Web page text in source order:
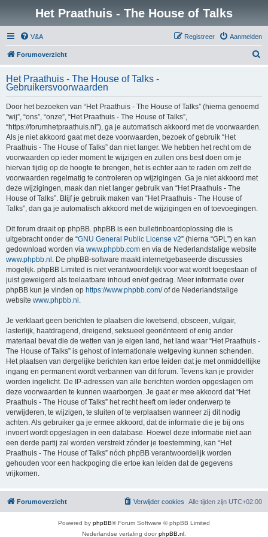
Het Praathuis - The House of Talks
V&A Aanmelden
Registreer
Forumoverzicht
k
Het Praathuis - The House of Talks -
Gebruikersvoorwaarden
Door het bezoeken van “Het Praathuis - The House of Talks” (hierna genoemd
“wij”, “ons”, “onze”, “Het Praathuis - The House of Talks”,
“https://forumhetpraathuis.nl”), ga je automatisch akkoord met de voorwaarden.
Als je niet akkoord gaat met deze voorwaarden, bezoek of gebruik “Het
Praathuis - The House of Talks” dan niet langer. We hebben het recht om de
voorwaarden op ieder moment te wijzigen en zullen ons best doen om je
hiervan tijdig op de hoogte te brengen, het is echter aan te raden om zelf de
voorwaarden regelmatig te controleren op wijzigingen. Ga je niet akkoord met
deze wijzigingen, maak dan niet langer gebruik van “Het Praathuis - The
House of Talks”. Blijf je gebruik maken van “Het Praathuis - The House of
Talks”, dan ga je automatisch akkoord met de wijzigingen en of toevoegingen.
Dit forum draait op phpBB. phpBB is een bulletinboardoplossing die is
uitgebracht onder de “GNU General Public License v2” (hierna “GPL”) en kan
gedownload worden via www.phpbb.com en via de Nederlandstalige website
www.phpbb.nl . De phpBB-software maakt internetgebaseerde discussies
mogelijk. phpBB Limited is niet verantwoordelijk voor wat wordt toegestaan of
juist geweigerd als toelaatbare inhoud en/of gedrag. Meer informatie over
phpBB kun je vinden op https://www.phpbb.com/of de Nederlandstalige
website www.phpbb.nl .
Je verklaart geen berichten te plaatsen die kwetsend, obsceen, vulgair,
lasterlijk, haatdragend, dreigend, seksueel georiënteerd of enig ander
materiaal bevat die de wetten van je eigen land, het land waar “Het Praathuis -
The House of Talks” is gehost of internationale wetgeving kunnen schenden.
Het plaatsen van dergelijke berichten kan ertoe leiden dat je met onmiddellijke
ingang en permanent wordt verbannen van dit forum. Tevens kan je provider
worden ingelicht. De IP-adressen van alle berichten worden opgeslagen om
deze voorwaarden te kunnen waarborgen. Je gaat er mee akkoord dat “Het
Praathuis - The House of Talks” het recht heeft om ieder onderwerp te
verwijderen, te wijzigen, te sluiten of te verplaatsen wanneer zij dit nodig
achten. Als gebruiker ga je ermee akkoord, dat de informatie die je bij ons
invoert wordt opgeslagen in een database. Hoewel deze informatie niet aan
een derde partij zal worden verstrekt zónder je toestemming, kan “Het
Praathuis - The House of Talks” nóch phpBB verantwoordelijk worden
gehouden voor een hackpoging die ertoe kan leiden dat de gegevens
vrijkomen.
Forumoverzicht Alle tijden zijn UTC+02:00
Verwijder cookies
Powered by phpBB® Forum Software © phpBB Limited
Nederlandse vertaling doorphpBB.nl